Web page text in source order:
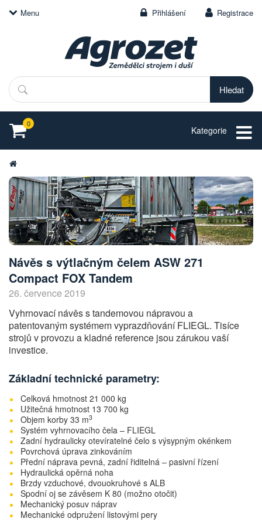
Menu Přihlášení Registrace
Hledat
0
Kategorie
Návěs s výtlačným čelem ASW 271
Compact FOX Tandem
26. července 2019
Vyhrnovací návěs s tandemovou nápravou a
patentovaným systémem vyprazdňování FLIEGL. Tisíce
strojů v provozu a kladné reference jsou zárukou vaší
investice.
Základní technické parametry:
Celková hmotnost 21 000 kg
Užitečná hmotnost 13 700 kg
Objem korby 33 m3
Systém vyhrnovacího čela – FLIEGL
Zadní hydraulicky otevíratelné čelo s výsypným okénkem
Povrchová úprava zinkováním
Přední náprava pevná, zadní řiditelná – pasivní řízení
Hydraulická opěrná noha
Brzdy vzduchové, dvouokruhové s ALB
Spodní oj se závěsem K 80 (možno otočit)
Mechanický posuv náprav
Mechanické odpružení listovými pery